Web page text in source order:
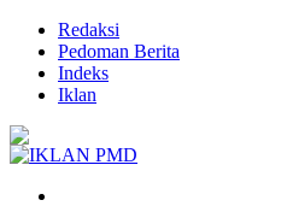
Redaksi
Pedoman Berita
Indeks
Iklan